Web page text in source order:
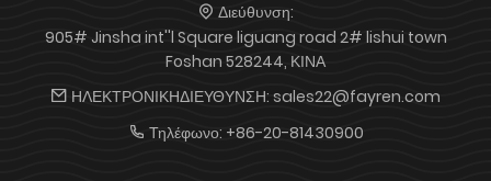
Διεύθυνση:
905# Jinsha int''l Square liguang road 2# lishui town
Foshan 528244, ΚΙΝΑ
ΗΛΕΚΤΡΟΝΙΚΗΔΙΕΥΘΥΝΣΗ: sales22@fayren.com
Τηλέφωνο: +86-20-81430900